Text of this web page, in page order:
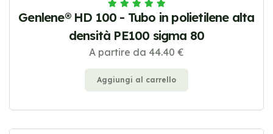
Genlene® HD 100 - Tubo in polietilene alta
densità PE100 sigma 80
A partire da 44.40 €
Aggiungi al carrello